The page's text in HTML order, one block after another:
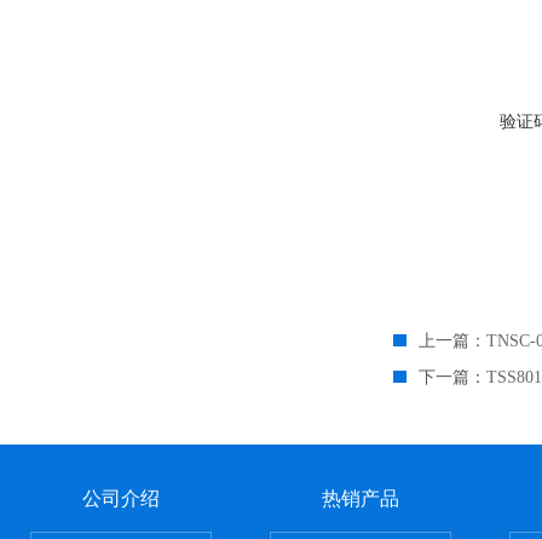
验证
上一篇： TNSC-
下一篇：
公司介绍 热销产品